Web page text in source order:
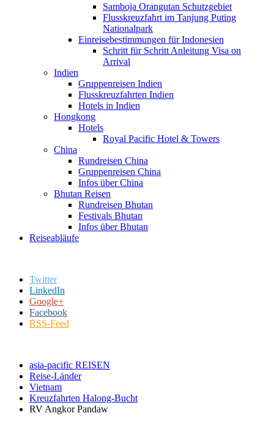
Samboja Orangutan Schutzgebiet
Flusskreuzfahrt im Tanjung Puting
Nationalpark
Einreisebestimmungen für Indonesien
Schritt für Schritt Anleitung Visa on
Arrival
Indien
Gruppenreisen Indien
Flusskreuzfahrten Indien
Hotels in Indien
Hongkong
Hotels
Royal Pacific Hotel & Towers
China
Rundreisen China
Gruppenreisen China
Infos über China
Bhutan Reisen
Rundreisen Bhutan
Festivals Bhutan
Infos über Bhutan
Reiseabläufe
Twitter
LinkedIn
Google+
Facebook
RSS-Feed
asia-pacific REISEN
Reise-Länder
Vietnam
Kreuzfahrten Halong-Bucht
RV Angkor Pandaw